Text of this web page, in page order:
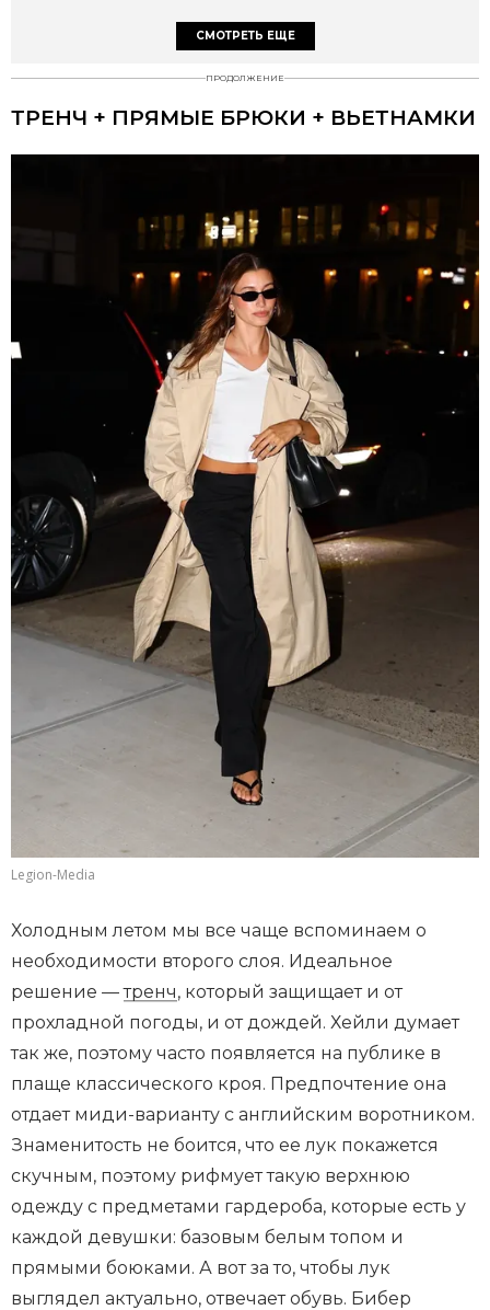
СМОТРЕТЬ ЕЩЕ
ПРОДОЛЖЕНИЕ
ТРЕНЧ + ПРЯМЫЕ БРЮКИ + ВЬЕТНАМКИ
Legion-Media
Холодным летом мы все чаще вспоминаем о
необходимости второго слоя. Идеальное
решение —тренч, который защищает и от
прохладной погоды, и от дождей. Хейли думает
так же, поэтому часто появляется на публике в
плаще классического кроя. Предпочтение она
отдает миди-варианту с английским воротником.
Знаменитость не боится, что ее лук покажется
скучным, поэтому рифмует такую верхнюю
одежду с предметами гардероба, которые есть у
каждой девушки: базовым белым топом и
прямыми боюками. А вот за то, чтобы лук
выглядел актуально, отвечает обувь. Бибер